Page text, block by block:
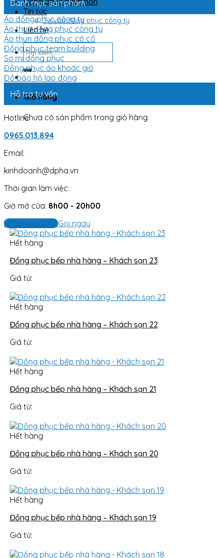
Tin tức
Tư vấn đồng phục công ty
Liên hệ
Tìm
kiếm:
Giỏ hàng
Chưa có sản phẩm trong giỏ hàng.
Danh mục sản phẩm
Áo đồng phục công ty
Áo thun đồng phục công ty
Áo thun đồng phục có cổ
Đồng phục team building
Sơ mi đồng phục
Đồng phục áo khoác gió
Đồ bảo hộ lao động
Hỗ trợ tư vấn
Hotline:
0965.013.894
Email:
kinhdoanh@dpha.vn
Thời gian làm việc:
Giờ mở cửa: 8h00 - 20h00
Nhắn qua zalo
Gọi ngay
Hết hàng
Đồng phục bếp nhà hàng – Khách sạn 23
Giá từ:
Hết hàng
Đồng phục bếp nhà hàng – Khách sạn 22
Giá từ:
Hết hàng
Đồng phục bếp nhà hàng – Khách sạn 21
Giá từ:
Hết hàng
Đồng phục bếp nhà hàng – Khách sạn 20
Giá từ:
Hết hàng
Đồng phục bếp nhà hàng – Khách sạn 19
Giá từ: